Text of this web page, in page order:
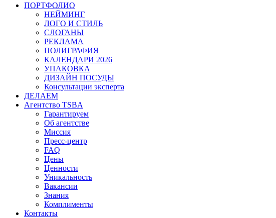
ПОРТФОЛИО
НЕЙМИНГ
ЛОГО И СТИЛЬ
СЛОГАНЫ
РЕКЛАМА
ПОЛИГРАФИЯ
КАЛЕНДАРИ 2026
УПАКОВКА
ДИЗАЙН ПОСУДЫ
Консультации эксперта
ДЕЛАЕМ
Агентство TSBA
Гарантируем
Об агентстве
Миссия
Пресс-центр
FAQ
Цены
Ценности
Уникальность
Вакансии
Знания
Комплименты
Контакты